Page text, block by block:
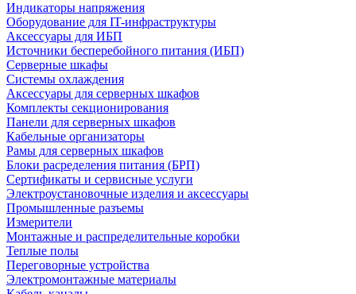
Индикаторы напряжения
Оборудование для IT-инфраструктуры
Аксессуары для ИБП
Источники бесперебойного питания (ИБП)
Серверные шкафы
Системы охлаждения
Аксессуары для серверных шкафов
Комплекты секционирования
Панели для серверных шкафов
Кабельные организаторы
Рамы для серверных шкафов
Блоки расределения питания (БРП)
Сертификаты и сервисные услуги
Электроустановочные изделия и аксессуары
Промышленные разъемы
Измерители
Монтажные и распределительные коробки
Теплые полы
Переговорные устройства
Электромонтажные материалы